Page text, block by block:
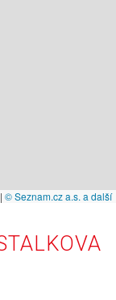
| © Seznam.cz a.s. a další